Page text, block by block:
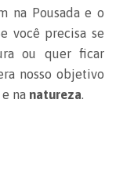
na Pousada e o
você precisa se
ou quer ficar
nosso objetivo
e na natureza.